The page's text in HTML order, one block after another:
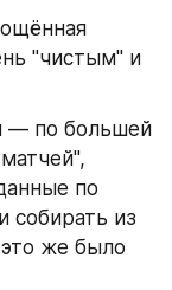
"чистым" и
— по большей
по
собирать из
же было